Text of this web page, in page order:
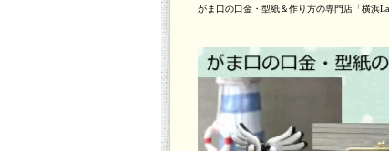
がま口の口金・型紙＆作り方の専門店「横浜